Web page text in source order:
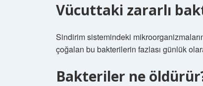
Vücuttaki zararlı
Sindirim sistemindeki
çoğalan bu bakterilerin fazlası günlük
Bakteriler ne